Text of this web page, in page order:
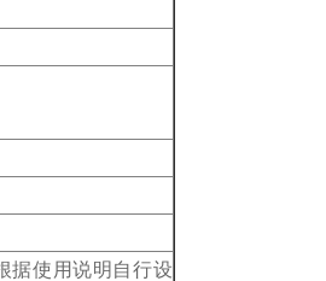
据使用说明自行设